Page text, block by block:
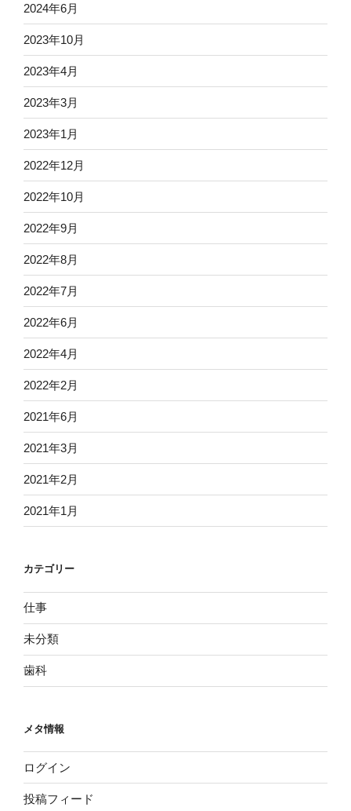
2024年6月
2023年10月
2023年4月
2023年3月
2023年1月
2022年12月
2022年10月
2022年9月
2022年8月
2022年7月
2022年6月
2022年4月
2022年2月
2021年6月
2021年3月
2021年2月
2021年1月
カテゴリー
仕事
未分類
歯科
メタ情報
ログイン
投稿フィード